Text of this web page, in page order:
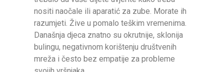
nositi naočale ili aparatić za zube. Morate ih
razumjeti. Žive u pomalo teškim vremenima.
Današnja djeca znatno su okrutnije, sklonija
bulingu, negativnom korištenju društvenih
mreža i često bez empatije za probleme